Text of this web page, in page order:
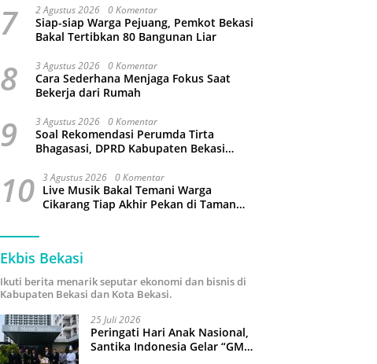
7 2 Agustus 2026 0 Komentar
Siap-siap Warga Pejuang, Pemkot Bekasi
Bakal Tertibkan 80 Bangunan Liar
8 3 Agustus 2026 0 Komentar
Cara Sederhana Menjaga Fokus Saat
Bekerja dari Rumah
9 3 Agustus 2026 0 Komentar
Soal Rekomendasi Perumda Tirta
Bhagasasi, DPRD Kabupaten Bekasi
10 3 Agustus 2026 0 Komentar
Live Musik Bakal Temani Warga
Cikarang Tiap Akhir Pekan di Taman
Ekbis Bekasi
Ikuti berita menarik seputar ekonomi dan bisnis di
Kabupaten Bekasi dan Kota Bekasi.
25 Juli 2026
Peringati Hari Anak Nasional,
Santika Indonesia Gelar “GM